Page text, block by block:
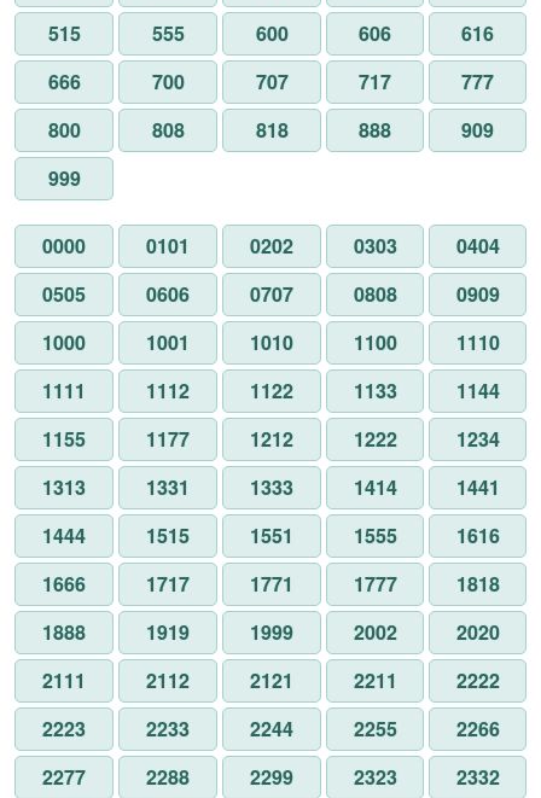
515
555 600 606
616
666
700 707 717
777
800
808 818 888
909
999
0000 0101 0202 0303
0404
0505
0606 0707 0808
0909
1000
1001 1010 1100
1110
1111
1112 1122 1133
1144
1155
1177 1212 1222
1234
1313
1331 1333 1414
1441
1444
1515 1551 1555
1616
1666
1717 1771 1777
1818
1888
1919 1999 2002
2020
2111
2112 2121 2211
2222
2223
2233 2244 2255
2266
2277
2288 2299 2323
2332